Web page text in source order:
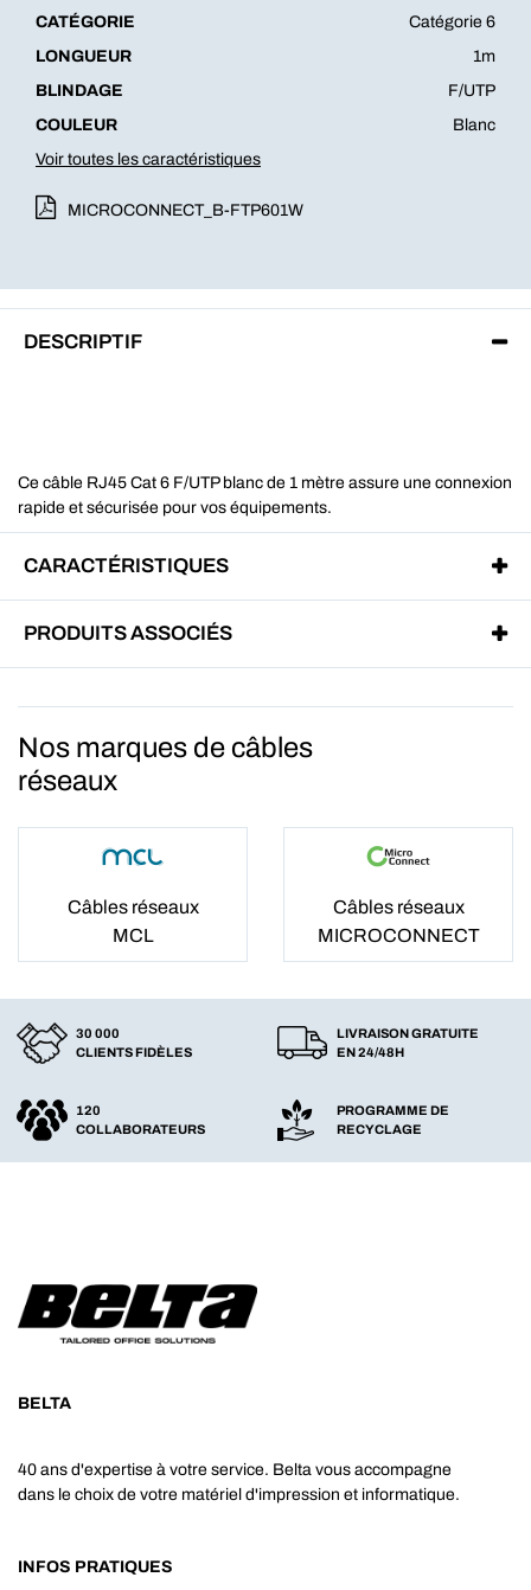
CATÉGORIE
Catégorie 6
LONGUEUR
1m
BLINDAGE
F/UTP
COULEUR
Blanc
Voir toutes les caractéristiques
MICROCONNECT_B-FTP601W
DESCRIPTIF
Ce câble RJ45 Cat 6 F/UTP blanc de 1 mètre assure une connexion
rapide et sécurisée pour vos équipements.
CARACTÉRISTIQUES
PRODUITS ASSOCIÉS
Nos marques de câbles
réseaux
Câbles réseaux
MCL
Câbles réseaux
MICROCONNECT
30 000
CLIENTS FIDÈLES
LIVRAISON GRATUITE
EN 24/48H
120
COLLABORATEURS
PROGRAMME DE
RECYCLAGE
BELTA
40 ans d'expertise à votre service. Belta vous accompagne
dans le choix de votre matériel d'impression et informatique.
INFOS PRATIQUES